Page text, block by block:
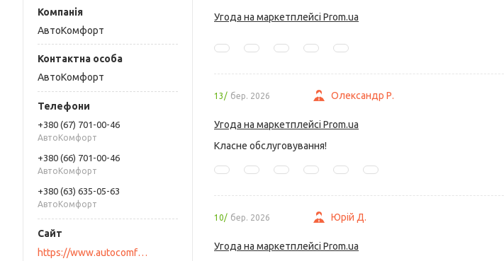
AвтоКомфорт
АвтоКомфорт
+380 (67) 701-00-46
AвтоКомфорт
+380 (66) 701-00-46
АвтоКомфорт
+380 (63) 635-05-63
АвтоКомфорт
https://www.autocomfort.lutsk.ua/uk/
Угода на маркетплейсі Prom.ua
13/ бер. 2026 Олександр Р.
Угода на маркетплейсі Prom.ua
Класне обслуговування!
10/ бер. 2026 Юрій Д.
Угода на маркетплейсі Prom.ua